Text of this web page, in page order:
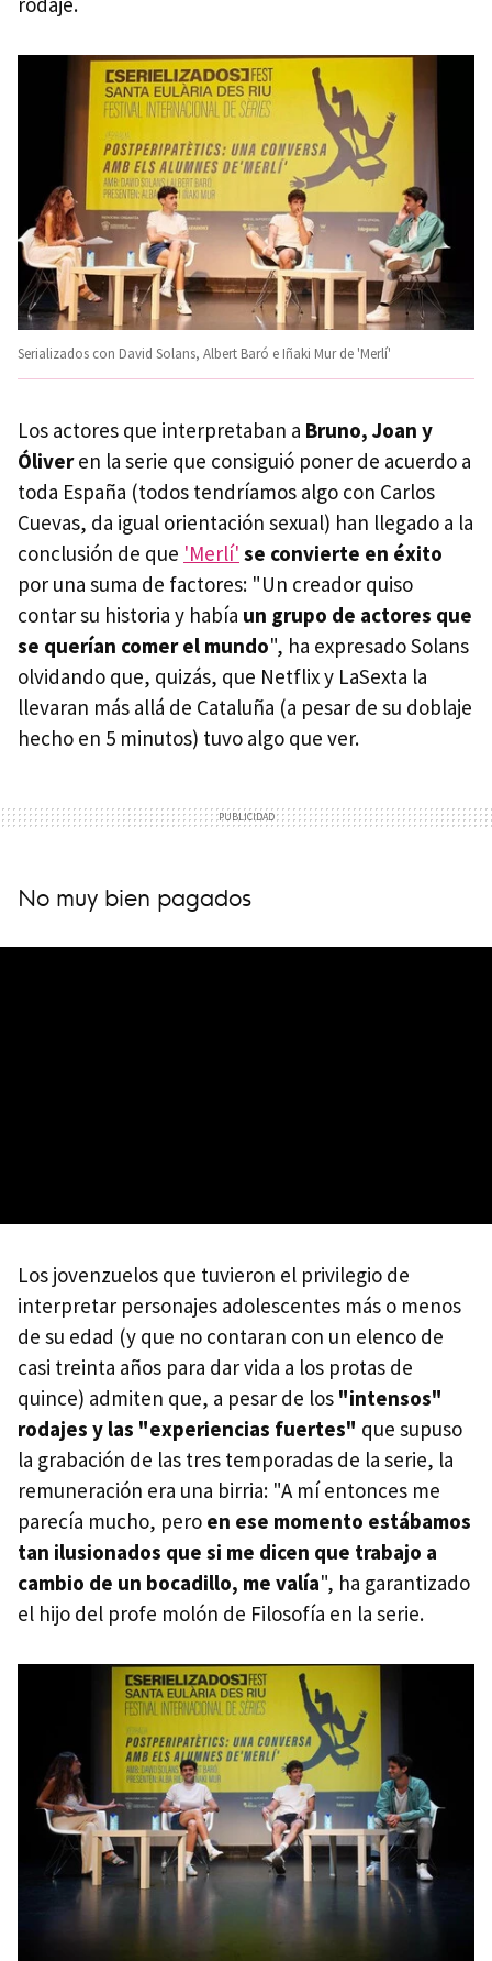
Serializados con David Solans, Albert Baró e Iñaki Mur de 'Merlí'
Los actores que interpretaban a Bruno, Joan y
Óliveren la serie que consiguió poner de acuerdo a
toda España (todos tendríamos algo con Carlos
Cuevas, da igual orientación sexual) han llegado a la
conclusión de que 'Merlí' se convierte en éxito
por una suma de factores: "Un creador quiso
contar su historia y había un grupo de actores que
se querían comer el mundo", ha expresado Solans
olvidando que, quizás, que Netflix y LaSexta la
llevaran más allá de Cataluña (a pesar de su doblaje
hecho en 5 minutos) tuvo algo que ver.
No muy bien pagados
Los jovenzuelos que tuvieron el privilegio de
interpretar personajes adolescentes más o menos
de su edad (y que no contaran con un elenco de
casi treinta años para dar vida a los protas de
quince) admiten que, a pesar de los "intensos"
rodajes y las "experiencias fuertes" que supuso
la grabación de las tres temporadas de la serie, la
remuneración era una birria: "A mí entonces me
parecía mucho, pero en ese momento estábamos
tan ilusionados que si me dicen que trabajo a
cambio de un bocadillo, me valía", ha garantizado
el hijo del profe molón de Filosofía en la serie.